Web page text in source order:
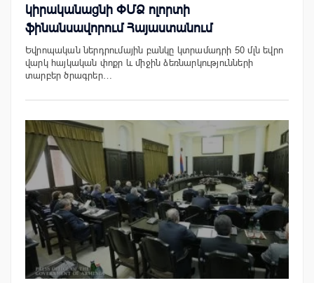
կիրականացնի ՓՄՁ ոլորտի
ֆինանսավորում Հայաստանում
Եվրոպական ներդրումային բանկը կտրամադրի 50 մլն եվրո
վարկ հայկական փոքր և միջին ձեռնարկությունների
տարբեր ծրագրեր…